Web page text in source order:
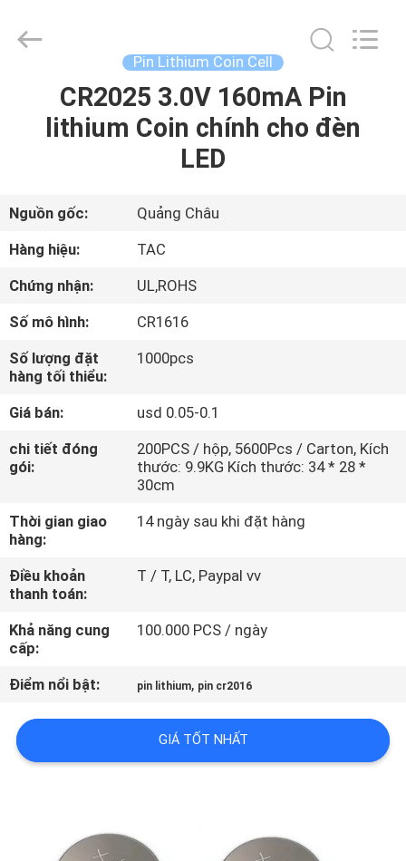
TRANG
CHỦ
SẢN
PHẨM
VỀ
CHÚNG
TÔI
THAM
QUAN
NHÀ
MÁY
KIỂM
SOÁT
CHẤT
LƯỢNG
CHÚNG
Guang
Pin Lithium Coin Cell
CR2025 3.0V 160mA Pin
lithium Coin chính cho đèn
LED
Nguồn gốc:
Quảng Châu
Hàng hiệu:
TAC
Chứng nhận:
UL,ROHS
Số mô hình:
CR1616
Số lượng đặt
hàng tối thiểu:
1000pcs
Giá bán:
usd 0.05-0.1
chi tiết đóng
gói:
200PCS / hộp, 5600Pcs / Carton, Kích
thước: 9.9KG Kích thước: 34 * 28 *
30cm
Thời gian giao
hàng:
14 ngày sau khi đặt hàng
Điều khoản
thanh toán:
T / T, LC, Paypal vv
Khả năng cung
cấp:
100.000 PCS / ngày
Điểm nổi bật: pin lithium, pin cr2016
GIÁ TỐT NHẤT